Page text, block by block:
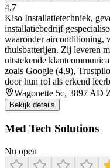
4.7
Kiso Installatietechniek,
installatiebedrijf
waaronder airconditioning,
thuisbatterijen. Zij leveren
uitstekende
zoals Google (4,9),
door hun rol als erkend
Wagonette 5c, 3897 AD
Bekijk details
Med Tech Solutions
Nu open